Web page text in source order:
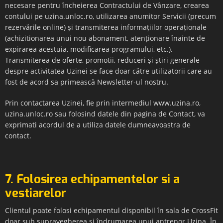
necesare pentru încheierea Contractului de Vânzare, crearea
contului pe uzina.unloc.ro, utilizarea anumitor Servicii (precum
rezervările online) și transmiterea informațiilor operaționale
(achizitionarea unui nou abonament, atenționare înainte de
expirarea acestuia, modificarea programului, etc.).
Transmiterea de oferte, promotii, reduceri și știri generale
despre activitatea Uzinei se face doar către utilizatorii care au
fost de acord sa primească Newsletter-ul nostru.
Prin contactarea Uzinei, fie prin intermediul www.uzina.ro,
uzina.unloc.ro sau folosind datele din pagina de Contact, va
exprimati acordul de a utiliza datele dumneavoastra de
contact.
7. Folosirea echipamentelor si a
vestiarelor
Clientul poate folosi echipamentul disponibil în sala de CrossFit